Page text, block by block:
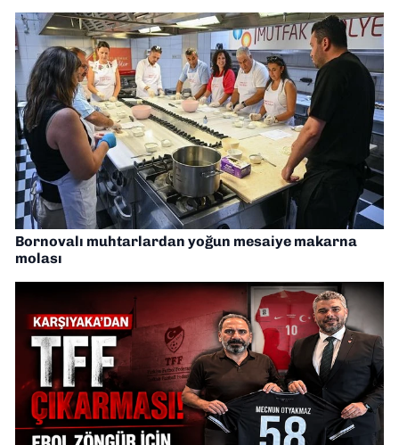
Bornovalı muhtarlardan yoğun mesaiye makarna
molası